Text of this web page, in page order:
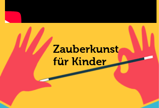
Zauberkunst
für Kinder